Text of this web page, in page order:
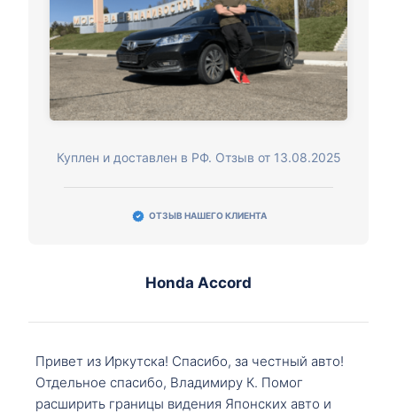
Куплен и доставлен в РФ. Отзыв от 13.08.2025
ОТЗЫВ НАШЕГО КЛИЕНТА
Honda Accord
Привет из Иркутска! Спасибо, за честный авто!
Отдельное спасибо, Владимиру К. Помог
расширить границы видения Японских авто и